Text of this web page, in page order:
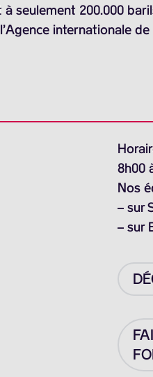
à seulement 200.000
internationale
8h00
Nos
– sur
– sur